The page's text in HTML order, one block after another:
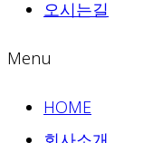
오시는길
Menu
HOME